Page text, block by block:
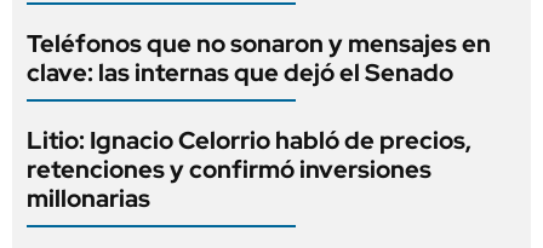
Teléfonos que no sonaron y mensajes en
clave: las internas que dejó el Senado
Litio: Ignacio Celorrio habló de precios,
retenciones y confirmó inversiones
millonarias